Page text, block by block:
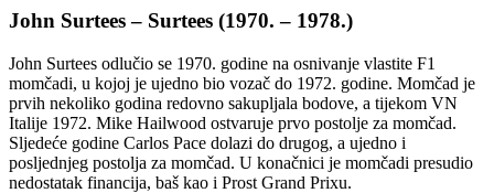
John Surtees – Surtees (1970. – 1978.)
John Surtees odlučio se 1970. godine na osnivanje vlastite F1
momčadi, u kojoj je ujedno bio vozač do 1972. godine. Momčad je
prvih nekoliko godina redovno sakupljala bodove, a tijekom VN
Italije 1972. Mike Hailwood ostvaruje prvo postolje za momčad.
Sljedeće godine Carlos Pace dolazi do drugog, a ujedno i
posljednjeg postolja za momčad. U konačnici je momčadi presudio
nedostatak financija, baš kao i Prost Grand Prixu.